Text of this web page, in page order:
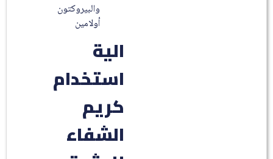
والبيروكتون
أولامين
الية
استخدام
كريم
الشفاء